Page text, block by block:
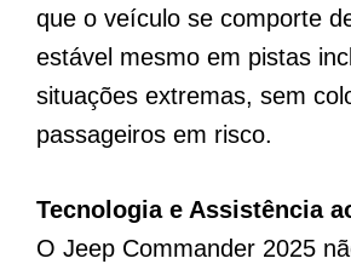
que o veículo se comporte
estável mesmo em pistas
situações extremas, sem
passageiros em risco.
Tecnologia e Assistência
O Jeep Commander 2025